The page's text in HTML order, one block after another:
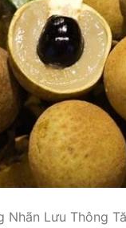
Nhãn Lưu Thông